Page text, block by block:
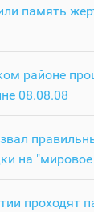
память
районе
08.08.08
на
проходят